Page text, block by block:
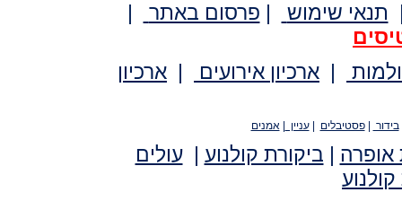
תנאי שימוש | פרסום באתר
|
| ארכיון אירועים | ארכיון
בידור |פסטיבלים |עניין |אמנים
אופרה | ביקורת קולנוע |עולים
קולנוע